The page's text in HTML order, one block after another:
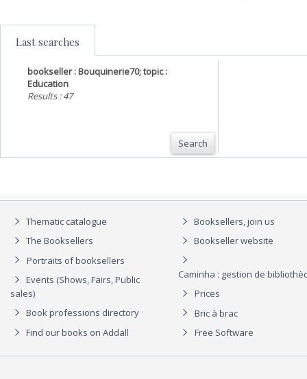
Last searches
bookseller : Bouquinerie70; topic :
Education
Results : 47
Search
Thematic catalogue
The Booksellers
Portraits of booksellers
Events (Shows, Fairs, Public
sales)
Book professions directory
Find our books on Addall
Booksellers, join us
Bookseller website
Caminha : gestion de
Prices
Bric à brac
Free Software